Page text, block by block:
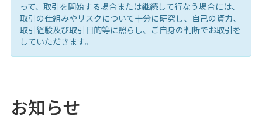
って、取引を開始する場合または継続して行なう場合には、
取引の仕組みやリスクについて十分に研究し、自己の資力、
取引経験及び取引目的等に照らし、ご自身の判断でお取引を
していただきます。
お知らせ